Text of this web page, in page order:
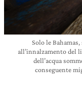
Solo le
all’innalzamento del
dell’acqua
conseguente